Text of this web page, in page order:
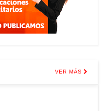
VER MÁS